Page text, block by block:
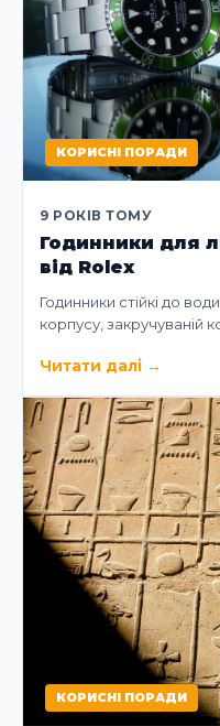
КОРИСНІ ПОРАДИ
9 РОКІВ ТОМУ
Годинники для
від Rolex
Годинники стійкі до
корпусу, закручуваній
Читати далі →
КОРИСНІ ПОРАДИ